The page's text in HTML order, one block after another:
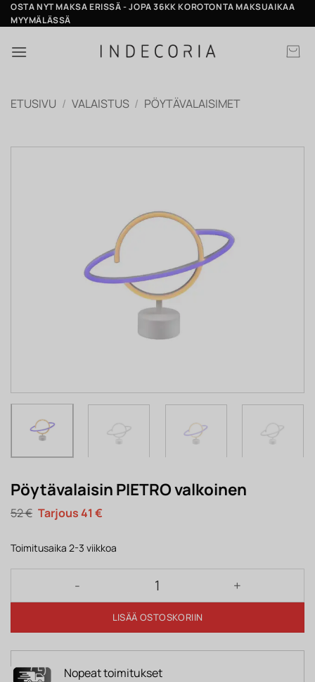
Skip
to
OSTA NYT MAKSA ERISSÄ - JOPA 36KK KOROTONTA MAKSUAIKAA
MYYMÄLÄSSÄ
ETUSIVU / VALAISTUS / PÖYTÄVALAISIMET
Pöytävalaisin PIETRO valkoinen
52€ Alkuperäinen
hinta
52 €.
41 €Nykyinen
41 €.
Toimitusaika 2-3 viikkoa
Pöytävalaisin PIETRO valkoinen määrä
LISÄÄ OSTOSKORIIN
Nopeat toimitukset